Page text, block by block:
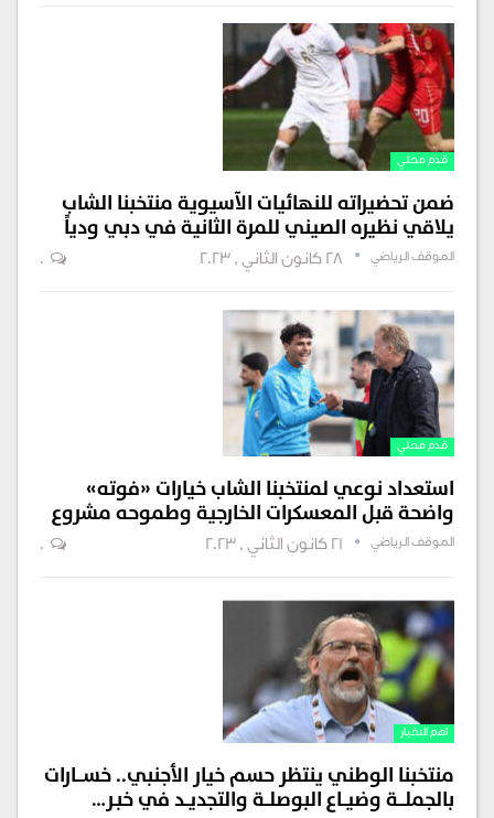
قدم محلي
ضمن تحضيراته للنهائيات الآسيوية منتخبنا الشاب
يلاقي نظيره الصيني للمرة الثانية في دبي ودياً
الموقف الرياضي 28 كانون الثاني , 2023 0
قدم محلي
استعداد نوعي لمنتخبنا الشاب خيارات «فوته»
واضحة قبل المعسكرات الخارجية وطموحه مشروع
الموقف الرياضي 21 كانون الثاني , 2023 0
اهم الاخبار
منتخبنا الوطني ينتظر حسم خيار الأجنبي.. خســـارات
بالجملـــة وضيــاع البوصلــة والتجديــد في خبـر…